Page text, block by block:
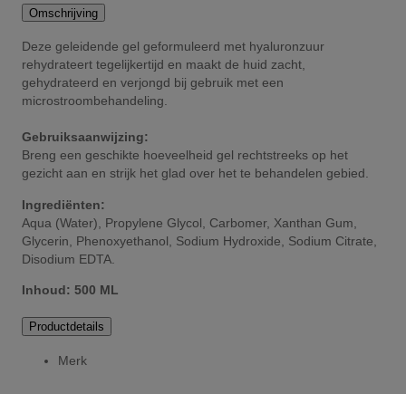
Omschrijving
Deze geleidende gel geformuleerd met hyaluronzuur
rehydrateert tegelijkertijd en maakt de huid zacht,
gehydrateerd en verjongd bij gebruik met een
microstroombehandeling.
Gebruiksaanwijzing:
Breng een geschikte hoeveelheid gel rechtstreeks op het
gezicht aan en strijk het glad over het te behandelen gebied.
Ingrediënten:
Aqua (Water), Propylene Glycol, Carbomer, Xanthan Gum,
Glycerin, Phenoxyethanol, Sodium Hydroxide, Sodium Citrate,
Disodium EDTA.
Inhoud: 500 ML
Productdetails
Merk